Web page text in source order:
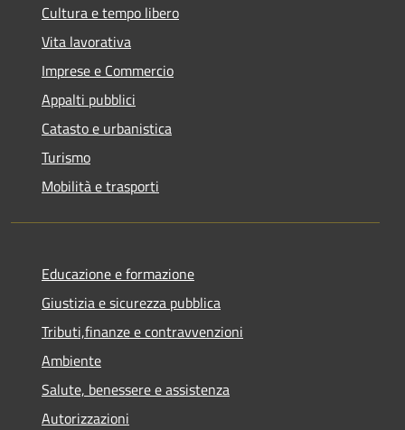
Cultura e tempo libero
Vita lavorativa
Imprese e Commercio
Appalti pubblici
Catasto e urbanistica
Turismo
Mobilità e trasporti
Educazione e formazione
Giustizia e sicurezza pubblica
Tributi,finanze e contravvenzioni
Ambiente
Salute, benessere e assistenza
Autorizzazioni